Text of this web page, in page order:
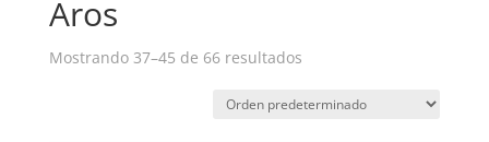
Aros
Mostrando 37–45 de 66 resultados